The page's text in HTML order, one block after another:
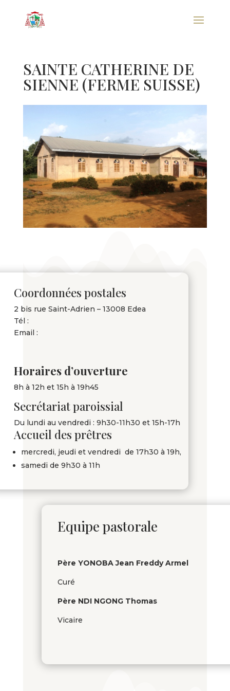
SAINTE CATHERINE DE
SIENNE (FERME SUISSE)
Coordonnées postales
2 bis rue Saint-Adrien – 13008 Edea
Tél :
Email :
Horaires d’ouverture
8h à 12h et 15h à 19h45
Secrétariat paroissial
Du lundi au vendredi : 9h30-11h30 et 15h-17h
Accueil des prêtres
mercredi, jeudi et vendredi de 17h30 à 19h,
samedi de 9h30 à 11h
Equipe pastorale
Père YONOBA Jean Freddy Armel
Curé
Père NDI NGONG Thomas
Vicaire